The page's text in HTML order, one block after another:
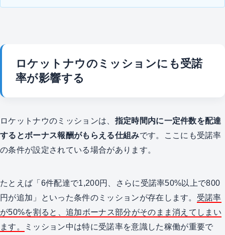
ロケットナウのミッションにも受諾
率が影響する
ロケットナウのミッションは、 指定時間内に一定件数を配達
するとボーナス報酬がもらえる仕組みです。ここにも受諾率
の条件が設定されている場合があります。
たとえば「6件配達で1,200円、さらに受諾率50%以上で800
円が追加」といった条件のミッションが存在します。 受諾率
が50%を割ると、追加ボーナス部分がそのまま消えてしまい
ます。
ミッション中は特に受諾率を意識した稼働が重要で